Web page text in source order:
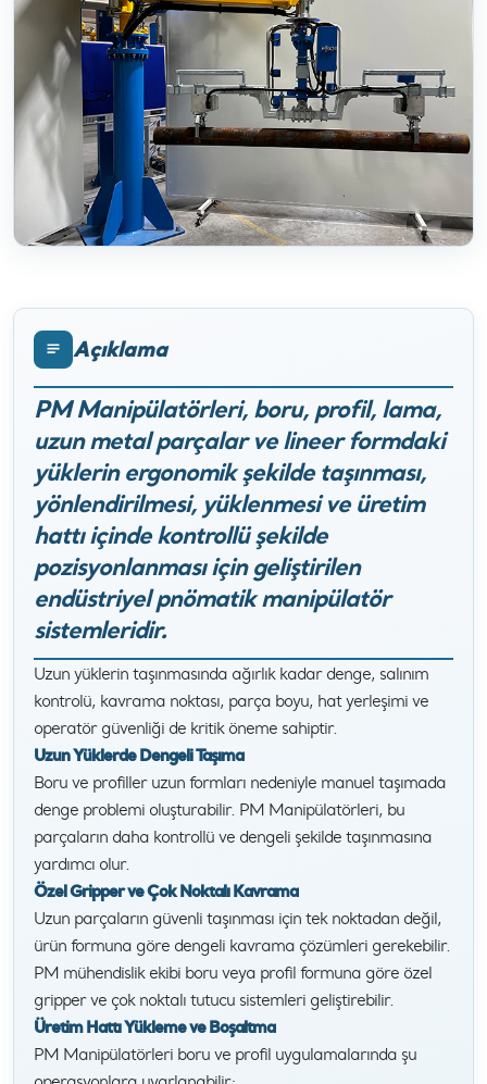
Açıklama
PM Manipülatörleri, boru, profil, lama,
uzun metal parçalar ve lineer formdaki
yüklerin ergonomik şekilde taşınması,
yönlendirilmesi, yüklenmesi ve üretim
hattı içinde kontrollü şekilde
pozisyonlanması için geliştirilen
endüstriyel pnömatik manipülatör
sistemleridir.
Uzun yüklerin taşınmasında ağırlık kadar denge, salınım
kontrolü, kavrama noktası, parça boyu, hat yerleşimi ve
operatör güvenliği de kritik öneme sahiptir.
Uzun Yüklerde Dengeli Taşıma
Boru ve profiller uzun formları nedeniyle manuel taşımada
denge problemi oluşturabilir. PM Manipülatörleri, bu
parçaların daha kontrollü ve dengeli şekilde taşınmasına
yardımcı olur.
Özel Gripper ve Çok Noktalı Kavrama
Uzun parçaların güvenli taşınması için tek noktadan değil,
ürün formuna göre dengeli kavrama çözümleri gerekebilir.
PM mühendislik ekibi boru veya profil formuna göre özel
gripper ve çok noktalı tutucu sistemleri geliştirebilir.
Üretim Hattı Yükleme ve Boşaltma
PM Manipülatörleri boru ve profil uygulamalarında şu